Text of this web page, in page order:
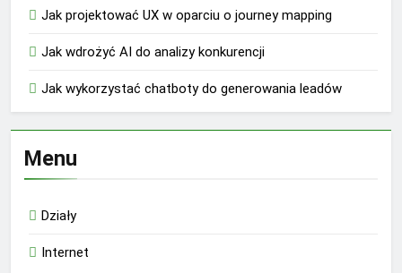
Jak projektować UX w oparciu o journey mapping
Jak wdrożyć AI do analizy konkurencji
Jak wykorzystać chatboty do generowania leadów
Menu
Działy
Internet